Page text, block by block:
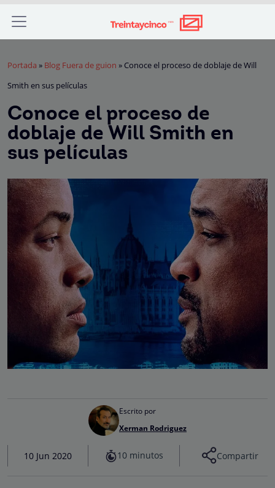
Portada » Blog Fuera de guion » Conoce el proceso de doblaje de Will
Smith en sus películas
Conoce el proceso de
doblaje de Will Smith en
sus películas
Escrito por
Xerman Rodriguez
10 Jun 2020 10 minutos Compartir